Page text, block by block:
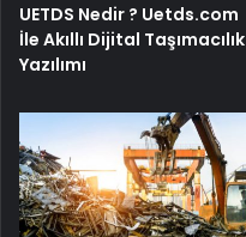
UETDS Nedir ? Uetds.com
İle Akıllı Dijital Taşımacılık
Yazılımı